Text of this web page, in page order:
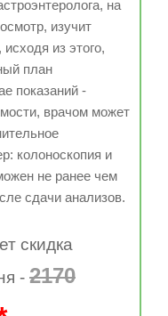
на
изучит
из этого,
план
показаний -
врачом может
колоноскопия и
не ранее чем
сдачи анализов.
скидка
- 2170